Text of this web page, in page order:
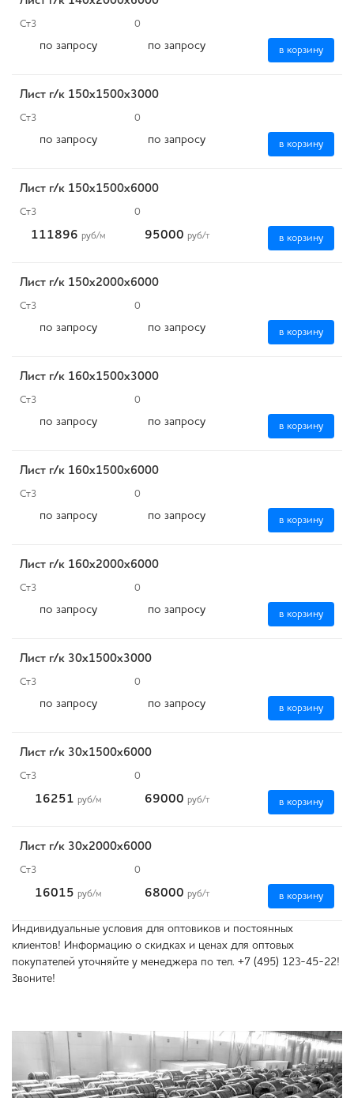
Ст3 0
по запросу по запросу в корзину
Лист г/к 150х1500х3000
Ст3 0
по запросу по запросу в корзину
Лист г/к 150х1500х6000
Ст3 0
111896 руб/м 95000 руб/т в корзину
Лист г/к 150х2000х6000
Ст3 0
по запросу по запросу в корзину
Лист г/к 160х1500х3000
Ст3 0
по запросу по запросу в корзину
Лист г/к 160х1500х6000
Ст3 0
по запросу по запросу в корзину
Лист г/к 160х2000х6000
Ст3 0
по запросу по запросу в корзину
Лист г/к 30х1500х3000
Ст3 0
по запросу по запросу в корзину
Лист г/к 30х1500х6000
Ст3 0
16251 руб/м 69000 руб/т в корзину
Лист г/к 30х2000х6000
Ст3 0
16015 руб/м 68000 руб/т в корзину
Индивидуальные условия для оптовиков и постоянных
клиентов! Информацию о скидках и ценах для оптовых
покупателей уточняйте у менеджера по тел. +7 (495) 123-45-22!
Звоните!